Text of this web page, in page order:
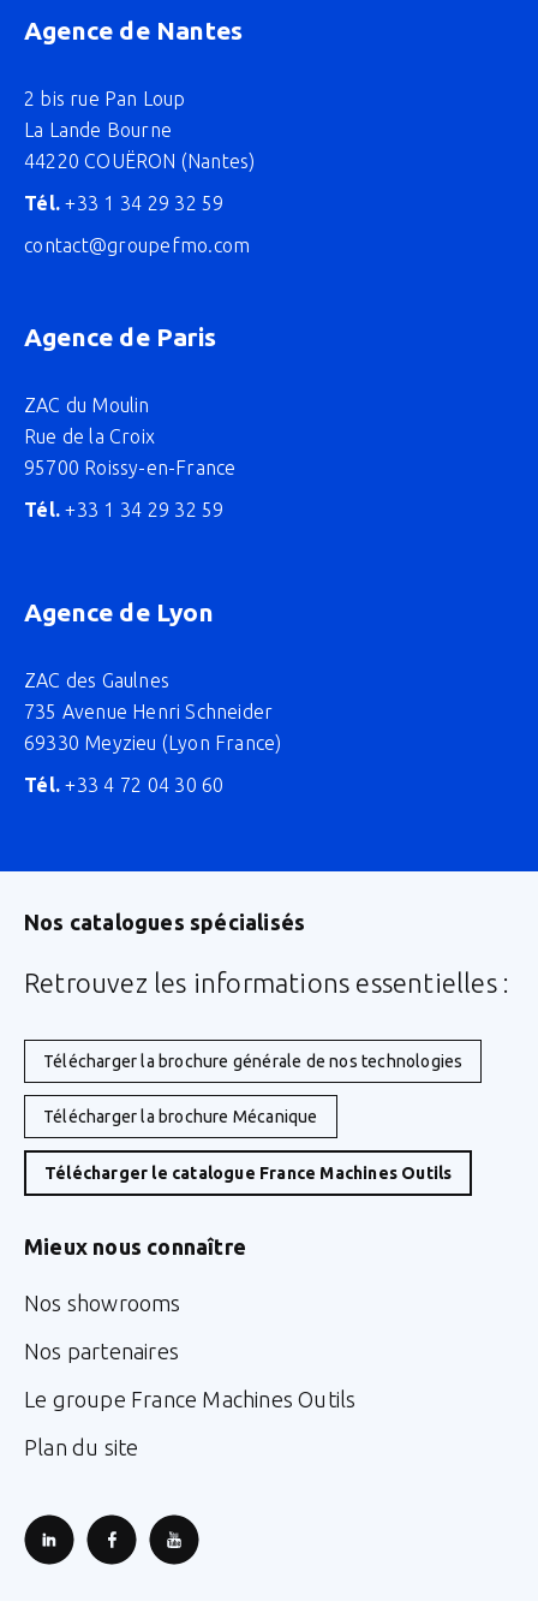
Agence de Nantes
2 bis rue Pan Loup
La Lande Bourne
44220 COUËRON (Nantes)
Tél. +33 1 34 29 32 59
contact@groupefmo.com
Agence de Paris
ZAC du Moulin
Rue de la Croix
95700 Roissy-en-France
Tél. +33 1 34 29 32 59
Agence de Lyon
ZAC des Gaulnes
735 Avenue Henri Schneider
69330 Meyzieu (Lyon France)
Tél. +33 4 72 04 30 60
Nos catalogues spécialisés
Retrouvez les informations essentielles :
Télécharger la brochure générale de nos technologies
Télécharger la brochure Mécanique
Télécharger le catalogue France Machines Outils
Mieux nous connaître
Nos showrooms
Nos partenaires
Le groupe France Machines Outils
Plan du site